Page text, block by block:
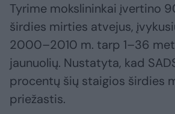
Tyrime mokslininkai įvertino
širdies mirties atvejus,
2000–2010 m. tarp 1–36
jaunuolių. Nustatyta, kad
procentų šių staigios širdies
priežastis.